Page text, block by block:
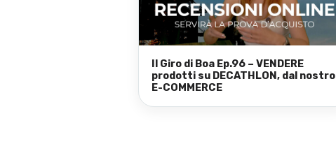
Il Giro di Boa Ep.96 – VENDERE
prodotti su DECATHLON, dal nostro
E-COMMERCE